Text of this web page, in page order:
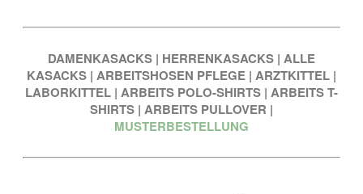
DAMENKASACKS | HERRENKASACKS | ALLE
KASACKS | ARBEITSHOSEN PFLEGE | ARZTKITTEL |
LABORKITTEL | ARBEITS POLO-SHIRTS | ARBEITS T-
SHIRTS | ARBEITS PULLOVER |
MUSTERBESTELLUNG